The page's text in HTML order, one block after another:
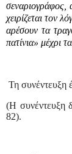
σεναριογράφος,
χειρίζεται τον
αρέσουν τα
πατίνια» μέχρι
Τη συνέντευξη
(Η συνέντευξη
82).